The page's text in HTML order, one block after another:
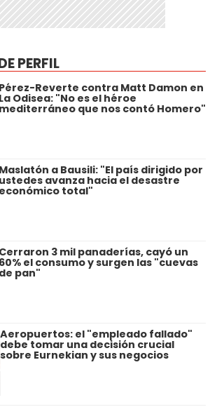
PERFIL
Pérez-Reverte contra Matt Damon en
La Odisea: "No es el héroe
mediterráneo que nos contó Homero"
Maslatón a Bausili: "El país dirigido por
ustedes avanza hacia el desastre
económico total"
Cerraron 3 mil panaderías, cayó un
60% el consumo y surgen las "cuevas
de pan"
Aeropuertos: el "empleado fallado"
debe tomar una decisión crucial
sobre Eurnekian y sus negocios